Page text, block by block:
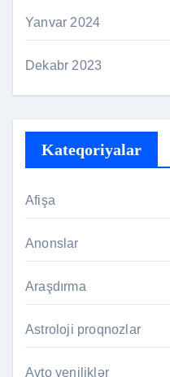
Yanvar 2024
Dekabr 2023
Kateqoriyalar
Afişa
Anonslar
Araşdırma
Astroloji proqnozlar
Avto yeniliklər